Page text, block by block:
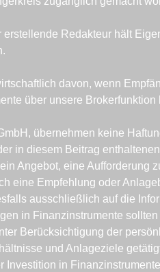
erstellende Redakteur hält
davon, wenn
über unsere Brokerfunktion
übernehmen keine
in diesem Beitrag enthaltenen
Angebot, eine Aufforderung
eine Empfehlung oder
ausschließlich auf die
in Finanzinstrumente sollten
Berücksichtigung der
und Anlageziele
in